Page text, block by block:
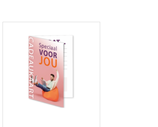
Bekijk meer informatie